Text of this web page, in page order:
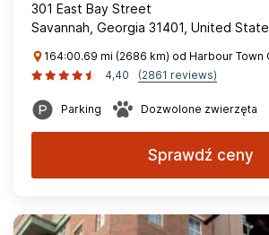
301 East Bay Street
Savannah, Georgia 31401, United
164:00.69 mi (2686 km) od Harbour Town
4,40
(2861 reviews)
Parking Dozwolone zwierzęta
Sprawdź ceny